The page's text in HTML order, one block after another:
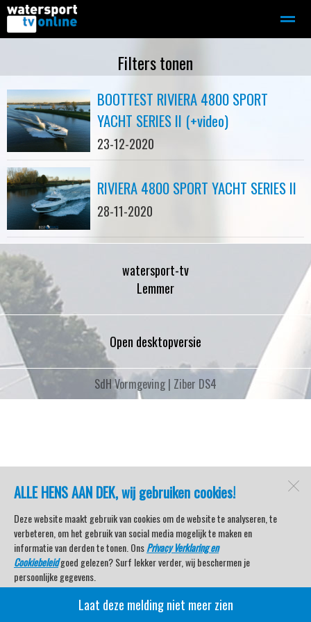
Motorboot-sloep Adverteren
Home
ALLE HENS AAN DEK, wij gebruiken cookies!
Deze website maakt gebruik van cookies om de website te analyseren, te
verbeteren, om het gebruik van social media mogelijk te maken en
informatie van derden te tonen. OnsPrivacy Verklaring en
Cookiebeleidgoed gelezen? Surf lekker verder, wij beschermen je
persoonlijke gegevens.
Veel kijkplezier met Watersport TV Beleving & Nieuws!
Laat deze melding niet meer zien
Filters tonen
BOOTTEST RIVIERA 4800 SPORT
YACHT SERIES II (+video)
23-12-2020
RIVIERA 4800 SPORT YACHT SERIES II
28-11-2020
watersport-tv
Lemmer
Open desktopversie
SdH Vormgeving | Ziber DS4